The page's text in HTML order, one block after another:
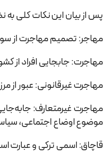
پس از بیان این نکات کلی
مهاجر: تصمیم مهاجرت از
مهاجرت: جابجایی افراد از
مهاجرت غیرقانونی: عبور از
مهاجرت غیرمتعارف:
موضوع اوضاع اجتماعی،
قاچاق: اسمی ترکی و عبارت